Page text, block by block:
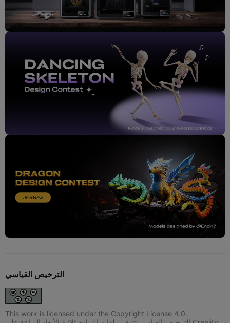
الترخيص القياسي
This work is licensed under the Copyright License 4.0.